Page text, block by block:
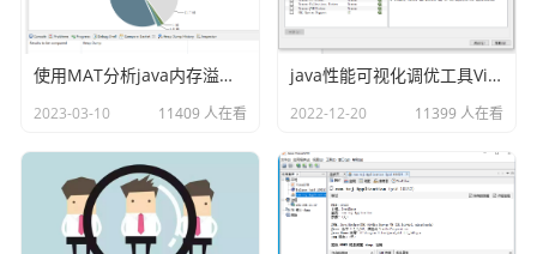
使用MAT分析java内存溢出的原因
2023-03-10 11409 人在看
java性能可视化调优工具VisualVM插件之Visual GC
2022-12-20 11399 人在看